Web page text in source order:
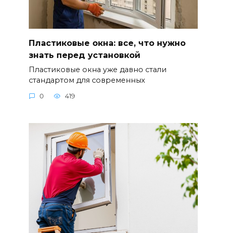
Пластиковые окна: все, что нужно
знать перед установкой
Пластиковые окна уже давно стали
стандартом для современных
0 419